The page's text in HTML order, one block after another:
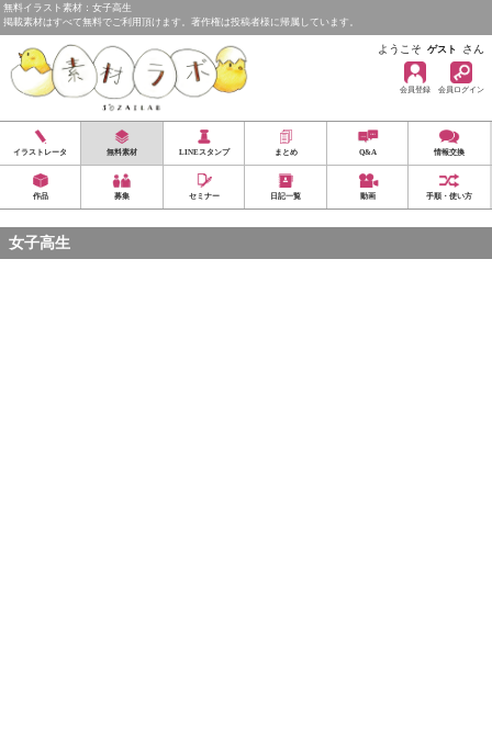
無料イラスト素材：女子高生
掲載素材はすべて無料でご利用頂けます。著作権は投稿者様に帰属しています。
ようこそ ゲスト さん
会員登録 会員ログイン
イラストレータ 無料素材 LINEスタンプ まとめ Q&A 情報交換
作品 募集 セミナー 日記一覧 動画 手順・使い方
女子高生